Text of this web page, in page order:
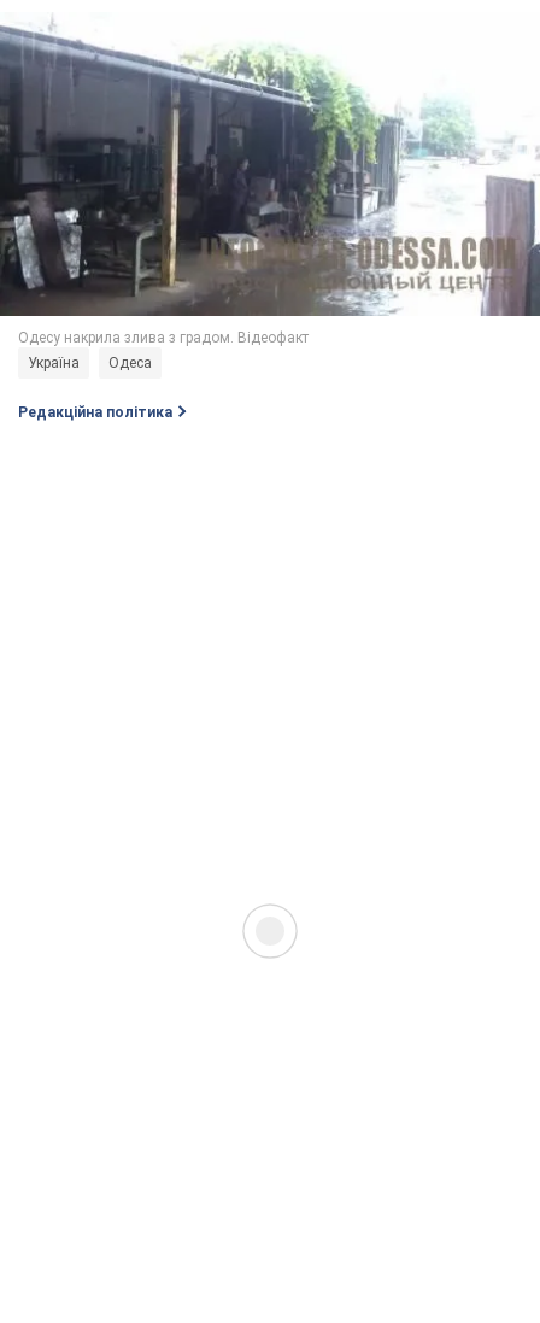
Україна Одеса
Редакційна політика